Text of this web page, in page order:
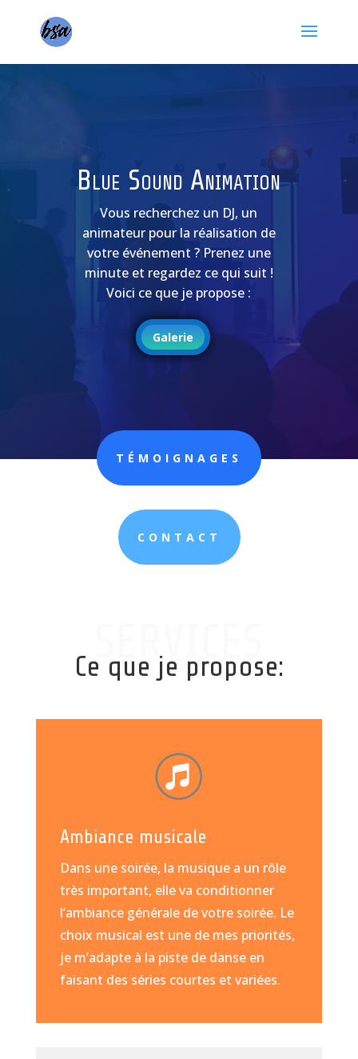
Blue Sound Animation
Vous recherchez un DJ, un
animateur pour la réalisation de
votre événement ? Prenez une
minute et regardez ce qui suit !
Voici ce que je propose :
Galerie
TÉMOIGNAGES
CONTACT
SERVICES
Ce que je propose:
Ambiance musicale
Dans une soirée, la musique a un rôle
très important, elle va conditionner
l’ambiance générale de votre soirée. Le
choix musical est une de mes priorités,
je m’adapte à la piste de danse en
faisant des séries courtes et variées.